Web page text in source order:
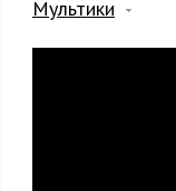
Мультики